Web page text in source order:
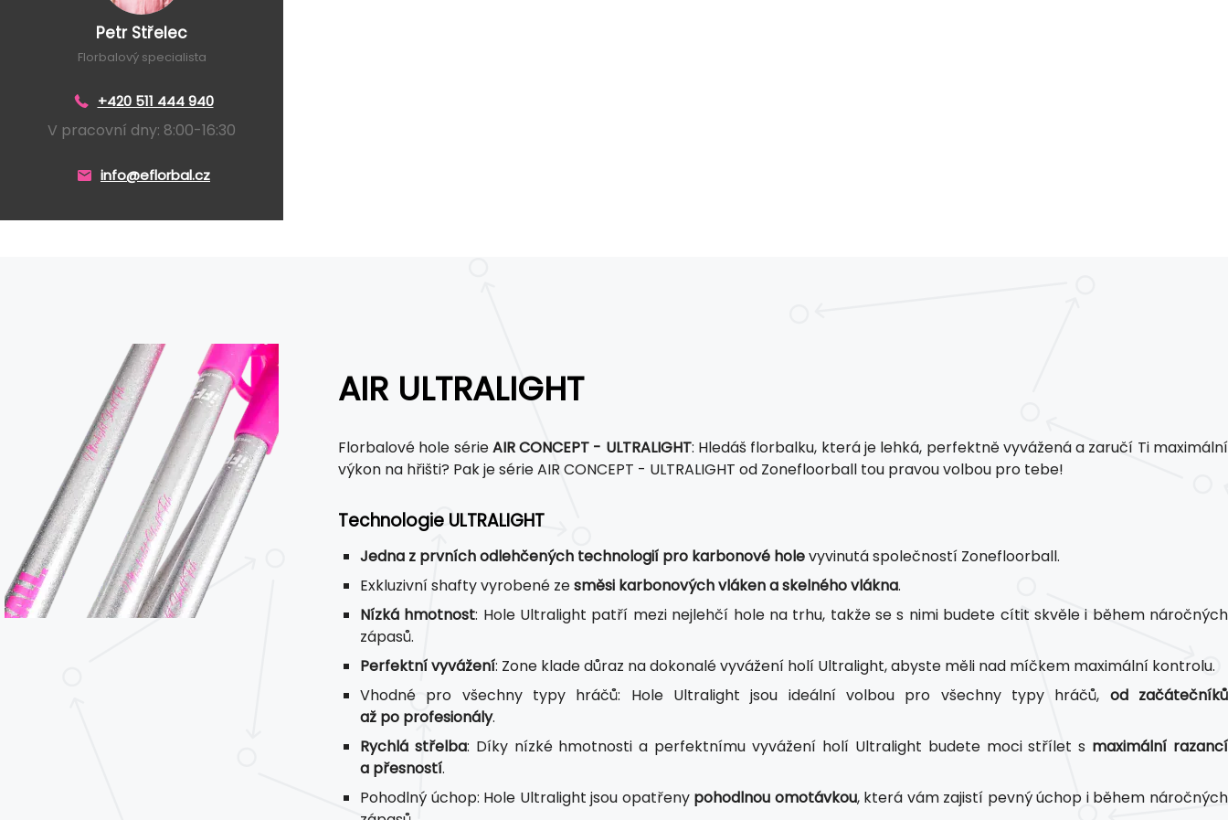
Petr Střelec
Florbalový specialista
+420 511 444 940
V pracovní dny: 8:00-16:30
info@eflorbal.cz
AIR ULTRALIGHT
Florbalové hole sérieAIR CONCEPT - ULTRALIGHT: Hledáš florbalku, která je lehká, perfektně vyvážená a zaručí Ti maximální
výkon na hřišti? Pak je série AIR CONCEPT - ULTRALIGHT od Zonefloorball tou pravou volbou pro tebe!
Technologie ULTRALIGHT
Jedna z prvních odlehčených technologií pro karbonové holevyvinutá společností Zonefloorball.
Exkluzivní shafty vyrobené zesměsi karbonových vláken a skelného vlákna.
Nízká hmotnost: Hole Ultralight patří mezi nejlehčí hole na trhu, takže se s nimi budete cítit skvěle i během náročných
zápasů.
Perfektní vyvážení: Zone klade důraz na dokonalé vyvážení holí Ultralight, abyste měli nad míčkem maximální kontrolu.
Vhodné pro všechny typy hráčů: Hole Ultralight jsou ideální volbou pro všechny typy hráčů, od začátečníků
až po profesionály.
Rychlá střelba: Díky nízké hmotnosti a perfektnímu vyvážení holí Ultralight budete moci střílet s maximální razancí
a přesností.
Pohodlný úchop: Hole Ultralight jsou opatřeny pohodlnou omotávkou, která vám zajistí pevný úchop i během náročných